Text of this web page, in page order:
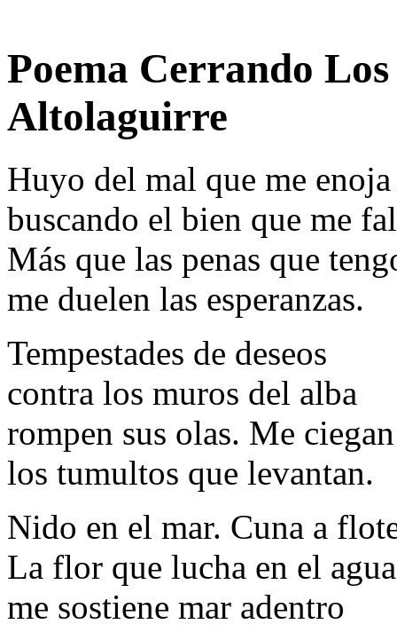
Poema Cerrando
Altolaguirre
Huyo del mal que me enoja
buscando el bien que me
Más que las penas que
me duelen las esperanzas.
Tempestades de deseos
contra los muros del alba
rompen sus olas. Me ciegan
los tumultos que levantan.
Nido en el mar. Cuna a
La flor que lucha en el agua
me sostiene mar adentro